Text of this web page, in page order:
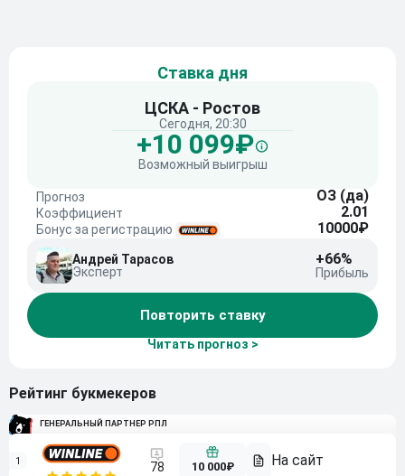
Ставка дня
ЦСКА - Ростов
Сегодня, 20:30
+10 099₽
Возможный выигрыш
Прогноз ОЗ (да)
Коэффициент 2.01
Бонус за регистрацию 10000₽
Андрей Тарасов
Эксперт
+66%
Прибыль
Повторить ставку
Читать прогноз >
Рейтинг букмекеров
ГЕНЕРАЛЬНЫЙ ПАРТНЕР РПЛ
1 78 10 000₽